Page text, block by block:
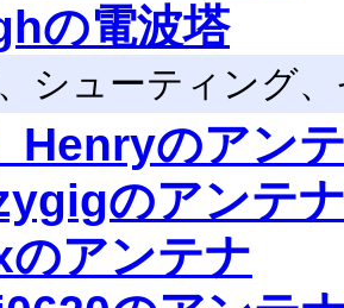
の電波塔
シューティング
のアン
のアンテ
アンテナ